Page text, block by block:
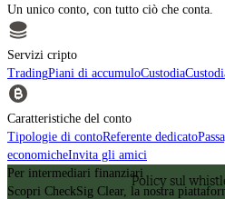
Un unico conto, con tutto ciò che conta.
Servizi cripto
TradingPiani di accumuloCustodia
Caratteristiche del conto
Tipologie di contoReferente dedicato
economicheInvita gli amici
Per intermediari finanziari
Scopri CheckSig Clear, la nostra
Policy sul